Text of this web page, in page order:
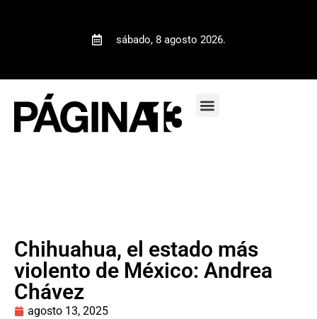
sábado, 8 agosto 2026.
Chihuahua, el estado más
violento de México: Andrea
Chávez
agosto 13, 2025